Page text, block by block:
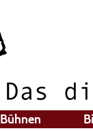
Bühnen